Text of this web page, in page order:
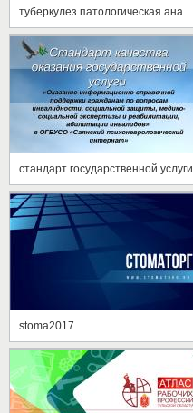
стандарт государственной услуги
stoma2017